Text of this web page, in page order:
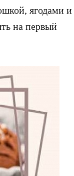
ягодами и
на первый